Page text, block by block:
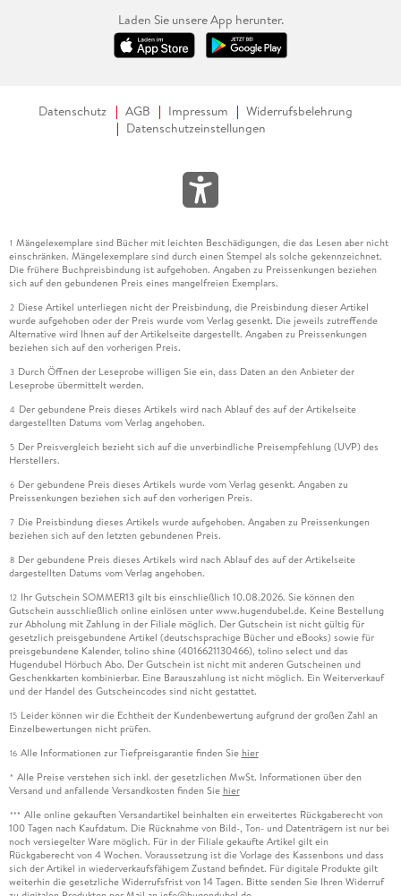
Laden Sie unsere App herunter.
Datenschutz AGB Impressum
Widerrufsbelehrung
Datenschutzeinstellungen
1 Mängelexemplare sind Bücher mit leichten Beschädigungen, die das Lesen aber nicht
einschränken. Mängelexemplare sind durch einen Stempel als solche gekennzeichnet.
Die frühere Buchpreisbindung ist aufgehoben. Angaben zu Preissenkungen beziehen
sich auf den gebundenen Preis eines mangelfreien Exemplars.
2 Diese Artikel unterliegen nicht der Preisbindung, die Preisbindung dieser Artikel
wurde aufgehoben oder der Preis wurde vom Verlag gesenkt. Die jeweils zutreffende
Alternative wird Ihnen auf der Artikelseite dargestellt. Angaben zu Preissenkungen
beziehen sich auf den vorherigen Preis.
3 Durch Öffnen der Leseprobe willigen Sie ein, dass Daten an den Anbieter der
Leseprobe übermittelt werden.
4 Der gebundene Preis dieses Artikels wird nach Ablauf des auf der Artikelseite
dargestellten Datums vom Verlag angehoben.
5 Der Preisvergleich bezieht sich auf die unverbindliche Preisempfehlung (UVP) des
Herstellers.
6 Der gebundene Preis dieses Artikels wurde vom Verlag gesenkt. Angaben zu
Preissenkungen beziehen sich auf den vorherigen Preis.
7 Die Preisbindung dieses Artikels wurde aufgehoben. Angaben zu Preissenkungen
beziehen sich auf den letzten gebundenen Preis.
8 Der gebundene Preis dieses Artikels wird nach Ablauf des auf der Artikelseite
dargestellten Datums vom Verlag angehoben.
12 Ihr Gutschein SOMMER13 gilt bis einschließlich 10.08.2026. Sie können den
Gutschein ausschließlich online einlösen unter www.hugendubel.de. Keine Bestellung
zur Abholung mit Zahlung in der Filiale möglich. Der Gutschein ist nicht gültig für
gesetzlich preisgebundene Artikel (deutschsprachige Bücher und eBooks) sowie für
preisgebundene Kalender, tolino shine (4016621130466), tolino select und das
Hugendubel Hörbuch Abo. Der Gutschein ist nicht mit anderen Gutscheinen und
Geschenkkarten kombinierbar. Eine Barauszahlung ist nicht möglich. Ein Weiterverkauf
und der Handel des Gutscheincodes sind nicht gestattet.
15 Leider können wir die Echtheit der Kundenbewertung aufgrund der großen Zahl an
Einzelbewertungen nicht prüfen.
16 Alle Informationen zur Tiefpreisgarantie finden Sie hier
* Alle Preise verstehen sich inkl. der gesetzlichen MwSt. Informationen über den
Versand und anfallende Versandkosten finden Sie hier
*** Alle online gekauften Versandartikel beinhalten ein erweitertes Rückgaberecht von
100 Tagen nach Kaufdatum. Die Rücknahme von Bild-, Ton- und Datenträgern ist nur bei
noch versiegelter Ware möglich. Für in der Filiale gekaufte Artikel gilt ein
Rückgaberecht von 4 Wochen. Voraussetzung ist die Vorlage des Kassenbons und dass
sich der Artikel in wiederverkaufsfähigem Zustand befindet. Für digitale Produkte gilt
weiterhin die gesetzliche Widerrufsfrist von 14 Tagen. Bitte senden Sie Ihren Widerruf